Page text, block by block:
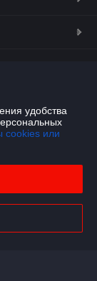
удобства
cookies или